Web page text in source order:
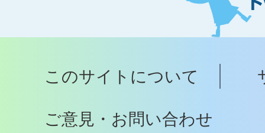
ト
ッ
へ
このサイトについて
ご意見・お問い合わせ